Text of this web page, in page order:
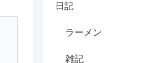
日記
ラーメン
雑記